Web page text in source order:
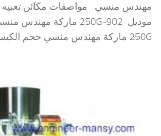
مهندس منسي مواصفات مكائن تعبيه
250G ماركة مهندس منسي حجم الكيس طول الكيس...